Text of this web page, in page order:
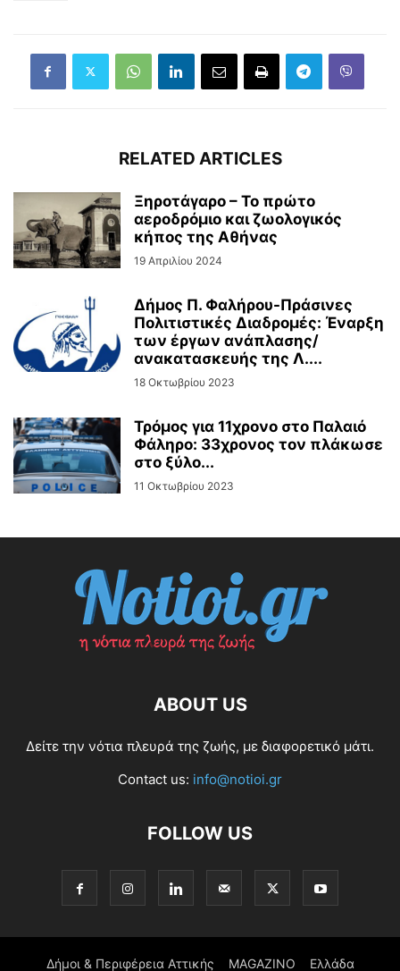
RELATED ARTICLES
Ξηροτάγαρο – Το πρώτο
αεροδρόμιο και ζωολογικός
κήπος της Αθήνας
19 Απριλίου 2024
Δήμος Π. Φαλήρου-Πράσινες
Πολιτιστικές Διαδρομές: Έναρξη
των έργων ανάπλασης/
ανακατασκευής της Λ....
18 Οκτωβρίου 2023
Τρόμος για 11χρονο στο Παλαιό
Φάληρο: 33χρονος τον πλάκωσε
στο ξύλο...
11 Οκτωβρίου 2023
ABOUT US
Δείτε την νότια πλευρά της ζωής, με διαφορετικό μάτι.
Contact us: info@notioi.gr
FOLLOW US
Δήμοι & Περιφέρεια Αττικής MAGAZINO Ελλάδα